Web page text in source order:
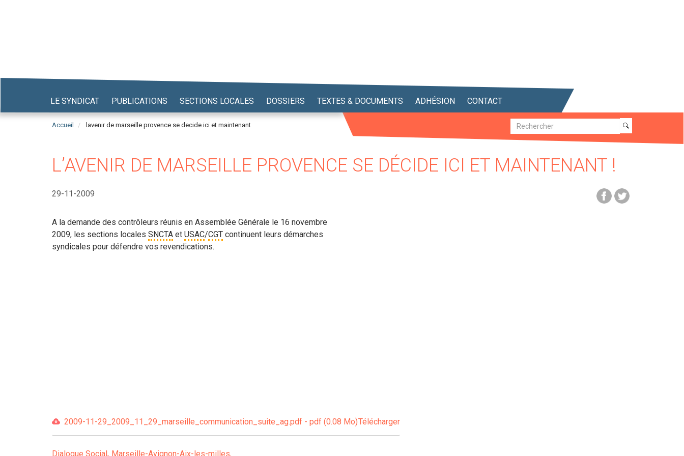
LE SYNDICAT PUBLICATIONS SECTIONS LOCALES DOSSIERS TEXTES & DOCUMENTS ADHÉSION CONTACT
Accueil lavenir de marseille provence se decide ici et maintenant Recherche
Recherche
L’AVENIR DE MARSEILLE PROVENCE SE DÉCIDE ICI ET MAINTENANT !
29-11-2009
A la demande des contrôleurs réunis en Assemblée Générale le 16 novembre
2009, les sections locales SNCTA et USAC/CGT continuent leurs démarches
syndicales pour défendre vos revendications.
2009-11-29_2009_11_29_marseille_communication_suite_ag.pdf - pdf (0.08 Mo)Télécharger
Dialogue Social Marseille-Avignon-Aix-les-milles